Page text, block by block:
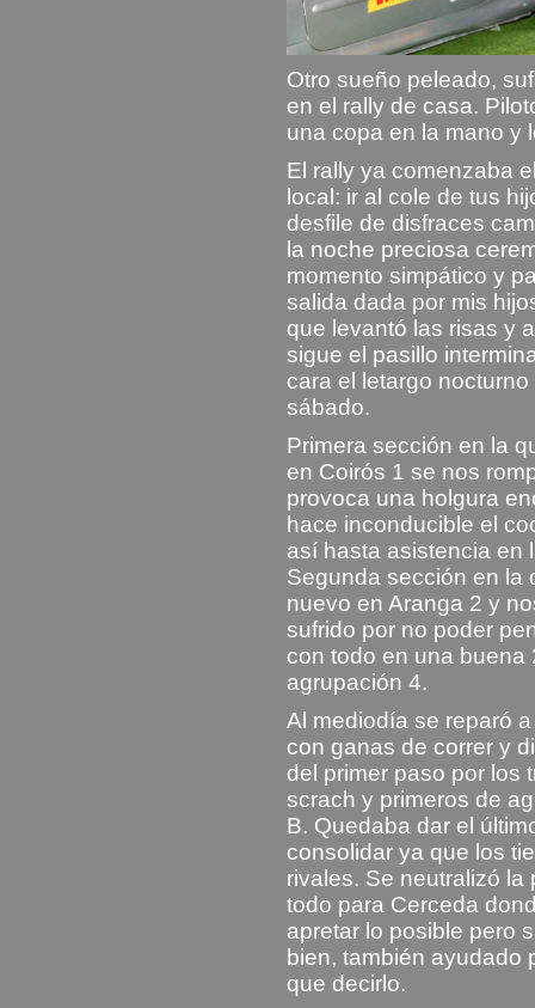
Otro sueño peleado,
en el rally de casa.
una copa en la mano y
El rally ya comenzaba
local: ir al cole de tus
desfile de disfraces
la noche preciosa
momento simpático y
salida dada por mis
que levantó las risas y
sigue el pasillo
cara el letargo
sábado.
Primera sección en la
en Coirós 1 se nos
provoca una holgura
hace inconducible el
así hasta asistencia en
Segunda sección en la
nuevo en Aranga 2 y
sufrido por no poder
con todo en una buena
agrupación 4.
Al mediodía se reparó
con ganas de correr y
del primer paso por los
scrach y primeros de
B. Quedaba dar el
consolidar ya que los
rivales. Se neutralizó
todo para Cerceda
apretar lo posible pero
bien, también ayudado
que decirlo.